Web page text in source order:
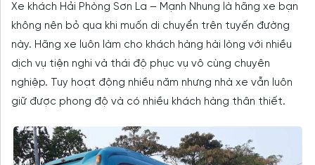
Xe khách Hải Phòng Sơn La – Mạnh Nhung là hãng xe bạn
không nên bỏ qua khi muốn di chuyển trên tuyến đường
này. Hãng xe luôn làm cho khách hàng hài lòng với nhiều
dịch vụ tiện nghi và thái độ phục vụ vô cùng chuyên
nghiệp. Tuy hoạt động nhiều năm nhưng nhà xe vẫn luôn
giữ được phong độ và có nhiều khách hàng thân thiết.